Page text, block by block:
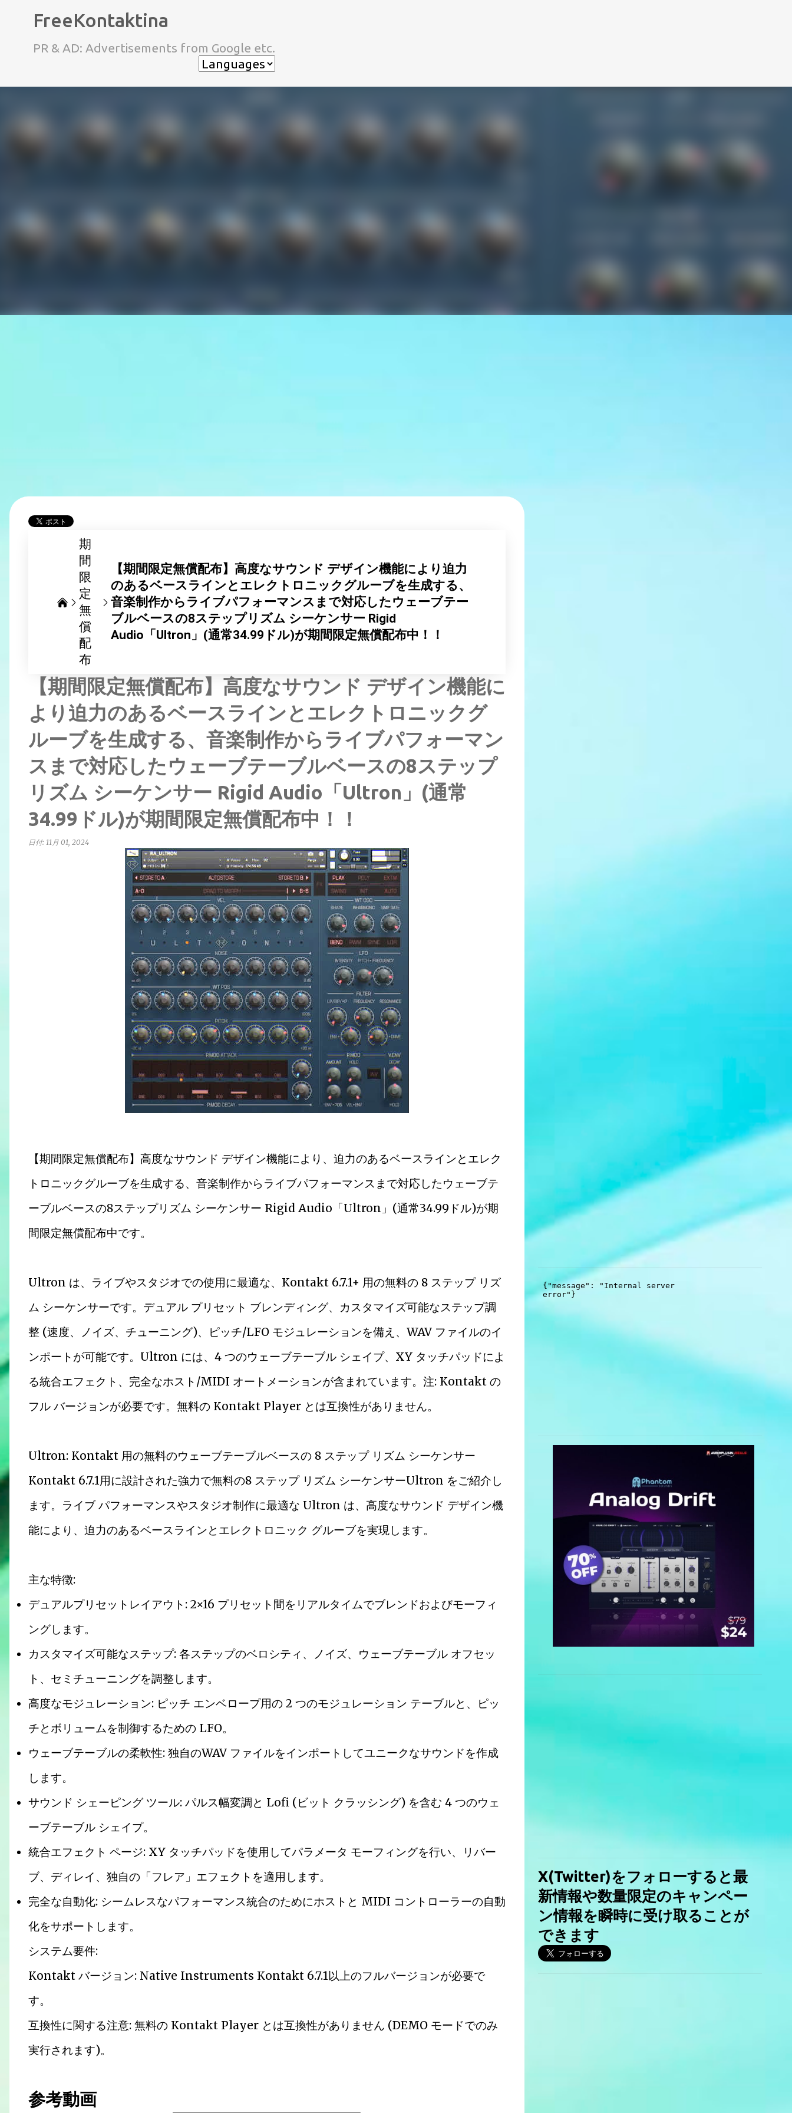
FreeKontaktina
PR & AD: Advertisements from Google etc.
期
間
限
定
無
償
配
布
【期間限定無償配布】高度なサウンド デザイン機能により迫力
のあるベースラインとエレクトロニックグルーブを生成する、
音楽制作からライブパフォーマンスまで対応したウェーブテー
ブルベースの8ステップリズム シーケンサー Rigid
Audio「Ultron」(通常34.99ドル)が期間限定無償配布中！！
【期間限定無償配布】高度なサウンド デザイン機能に
より迫力のあるベースラインとエレクトロニックグ
ルーブを生成する、音楽制作からライブパフォーマン
スまで対応したウェーブテーブルベースの8ステップ
リズム シーケンサー Rigid Audio「Ultron」(通常
34.99ドル)が期間限定無償配布中！！
日付: 11月 01, 2024
【期間限定無償配布】高度なサウンド デザイン機能により、迫力のあるベースラインとエレク
トロニックグルーブを生成する、音楽制作からライブパフォーマンスまで対応したウェーブテ
ーブルベースの8ステップリズム シーケンサー Rigid Audio「Ultron」(通常34.99ドル)が期
間限定無償配布中です。
Ultron は、ライブやスタジオでの使用に最適な、Kontakt 6.7.1+ 用の無料の 8 ステップ リズ
ム シーケンサーです。デュアル プリセット ブレンディング、カスタマイズ可能なステップ調
整 (速度、ノイズ、チューニング)、ピッチ/LFO モジュレーションを備え、WAV ファイルのイ
ンポートが可能です。Ultron には、4 つのウェーブテーブル シェイプ、XY タッチパッドによ
る統合エフェクト、完全なホスト/MIDI オートメーションが含まれています。注: Kontakt の
フル バージョンが必要です。無料の Kontakt Player とは互換性がありません。
Ultron: Kontakt 用の無料のウェーブテーブルベースの 8 ステップ リズム シーケンサー
Kontakt 6.7.1用に設計された強力で無料の8 ステップ リズム シーケンサーUltron をご紹介し
ます。ライブ パフォーマンスやスタジオ制作に最適な Ultron は、高度なサウンド デザイン機
能により、迫力のあるベースラインとエレクトロニック グルーブを実現します。
主な特徴:
デュアルプリセットレイアウト: 2×16 プリセット間をリアルタイムでブレンドおよびモーフィ
ングします。
カスタマイズ可能なステップ: 各ステップのベロシティ、ノイズ、ウェーブテーブル オフセッ
ト、セミチューニングを調整します。
高度なモジュレーション: ピッチ エンベ​​ロープ用の 2 つのモジュレーション テーブルと、ピッ
チとボリュームを制御するための LFO。
ウェーブテーブルの柔軟性: 独自のWAV ファイルをインポートしてユニークなサウンドを作成
します。
サウンド シェーピング ツール: パルス幅変調と Lofi (ビット クラッシング) を含む 4 つのウェ
ーブテーブル シェイプ。
統合エフェクト ページ: XY タッチパッドを使用してパラメータ モーフィングを行い、リバー
ブ、ディレイ、独自の「フレア」エフェクトを適用します。
完全な自動化: シームレスなパフォーマンス統合のためにホストと MIDI コントローラーの自動
化をサポートします。
システム要件:
Kontakt バージョン: Native Instruments Kontakt 6.7.1以上のフルバージョンが必要で
す。
互換性に関する注意: 無料の Kontakt Player とは互換性がありません (DEMO モードでのみ
実行されます)。
参考動画
X(Twitter)をフォローすると最
新情報や数量限定のキャンペー
ン情報を瞬時に受け取ることが
できます